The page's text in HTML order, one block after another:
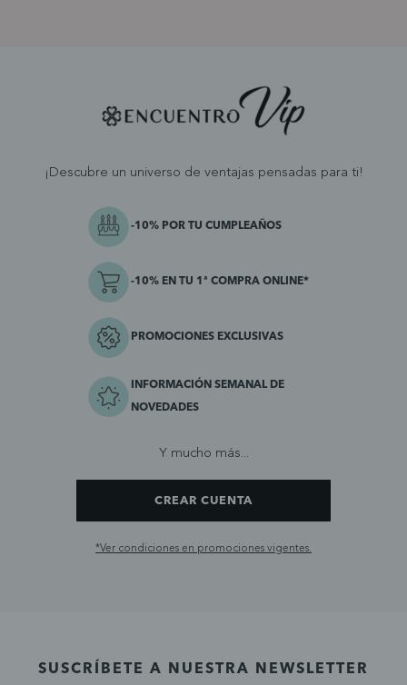
¡Descubre un universo de ventajas pensadas para ti!
-10% POR TU CUMPLEAÑOS
-10% EN TU 1ª COMPRA ONLINE*
PROMOCIONES EXCLUSIVAS
INFORMACIÓN SEMANAL DE
NOVEDADES
Y mucho más...
CREAR CUENTA
*Ver condiciones en promociones vigentes.
SUSCRÍBETE A NUESTRA NEWSLETTER